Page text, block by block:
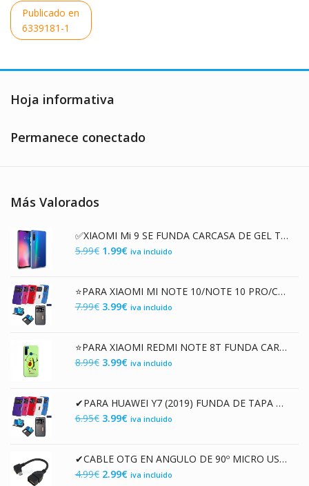
Navegación
de
entradas
Publicado en
6339181-1
Hoja informativa
Permanece conectado
Más Valorados
✅XIAOMI Mi 9 SE FUNDA CARCASA DE GEL TPU TRANSPARENTE
5.99€ El
era:
5.99€.
1.99€El
es:
1.99€.
iva incluido
⭐PARA XIAOMI MI NOTE 10/NOTE 10 PRO/CC9 PRO FUNDA DE TAPA LIBRO FLIP COVER CON VENTANA
7.99€ El
era:
7.99€.
3.99€El
es:
3.99€.
iva incluido
⭐PARA XIAOMI REDMI NOTE 8T FUNDA CARCASA PC / TPU CON ESTAMPADO LÁSER 3D AGUACATE
8.99€ El
era:
8.99€.
3.99€El
es:
3.99€.
iva incluido
✔PARA HUAWEI Y7 (2019) FUNDA DE TAPA LIBRO CON VENTANA
6.95€ El
era:
6.95€.
3.99€El
es:
3.99€.
iva incluido
✔CABLE OTG EN ANGULO DE 90º MICRO USB MACHO A USB HEMBRA
4.99€ El
2.99€Eliva incluido